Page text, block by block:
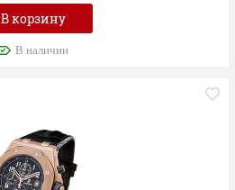
В корзину
В наличии